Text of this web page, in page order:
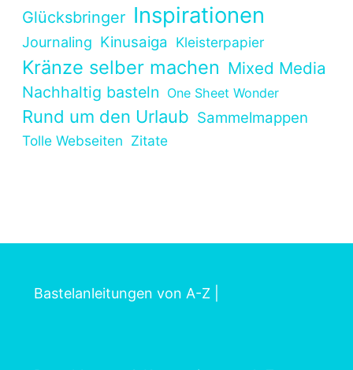
Glücksbringer Inspirationen
Journaling Kinusaiga Kleisterpapier
Kränze selber machen Mixed Media
Nachhaltig basteln One Sheet Wonder
Rund um den Urlaub Sammelmappen
Tolle Webseiten Zitate
Bastelanleitungen von A-Z